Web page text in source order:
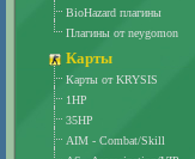
BioHazard плагины
Плагины от neygomon
Карты
Карты от KRYSIS
1HP
35HP
AIM - Combat/Skill